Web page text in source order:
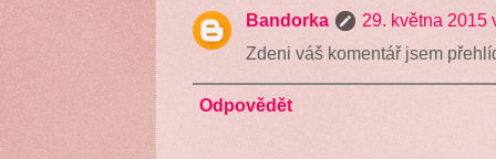
Bandorka
29. května 2015
Zdeni váš komentář jsem
Odpovědět